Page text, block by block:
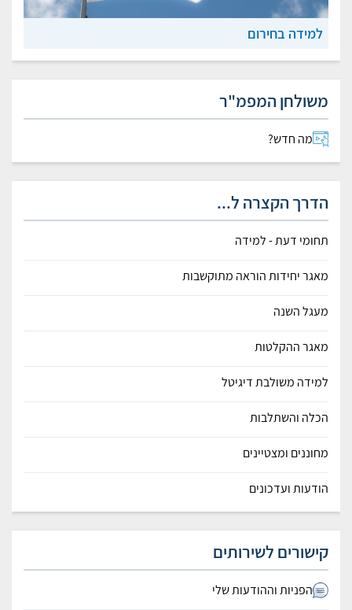
למידה בחירום
משולחן המפמ"ר
מה חדש?
הדרך הקצרה ל...
תחומי דעת - למידה
מאגר יחידות הוראה מתוקשבות
מעגל השנה
מאגר ההקלטות
למידה משולבת דיגיטל
הכלה והשתלבות
מחוננים ומצטיינים
הודעות ועדכונים
קישורים לשירותים
הפניות וההודעות שלי